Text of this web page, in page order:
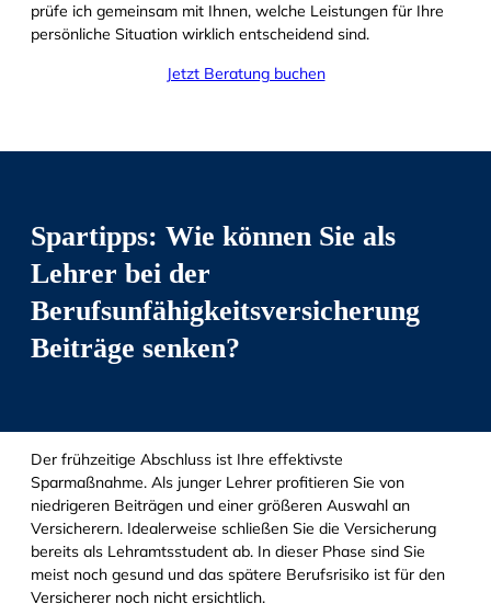
prüfe ich gemeinsam mit Ihnen, welche Leistungen für Ihre
persönliche Situation wirklich entscheidend sind.
Jetzt Beratung buchen
Spartipps: Wie können Sie als
Lehrer bei der
Berufsunfähigkeitsversicherung
Beiträge senken?
Der frühzeitige Abschluss ist Ihre effektivste
Sparmaßnahme. Als junger Lehrer profitieren Sie von
niedrigeren Beiträgen und einer größeren Auswahl an
Versicherern. Idealerweise schließen Sie die Versicherung
bereits als Lehramtsstudent ab. In dieser Phase sind Sie
meist noch gesund und das spätere Berufsrisiko ist für den
Versicherer noch nicht ersichtlich.